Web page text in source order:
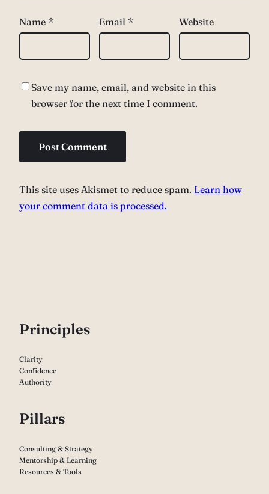
Name * Email * Website
Save my name, email, and website in this
browser for the next time I comment.
This site uses Akismet to reduce spam. Learn how
your comment data is processed.
Principles
Clarity
Confidence
Authority
Pillars
Consulting & Strategy
Mentorship & Learning
Resources & Tools